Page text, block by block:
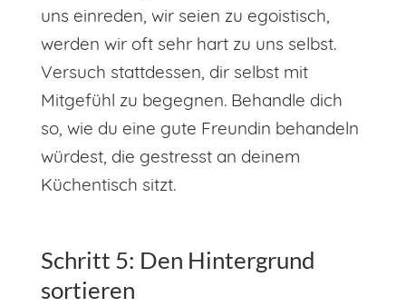
uns einreden, wir seien zu egoistisch,
werden wir oft sehr hart zu uns selbst.
Versuch stattdessen, dir selbst mit
Mitgefühl zu begegnen. Behandle dich
so, wie du eine gute Freundin behandeln
würdest, die gestresst an deinem
Küchentisch sitzt.
Schritt 5: Den Hintergrund
sortieren